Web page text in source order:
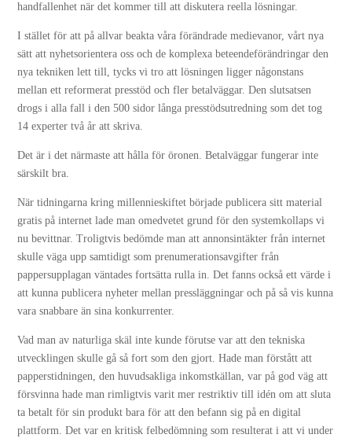
handfallenhet när det kommer till att diskutera reella lösningar.
I stället för att på allvar beakta våra förändrade medievanor, vårt nya
sätt att nyhetsorientera oss och de komplexa beteendeförändringar den
nya tekniken lett till, tycks vi tro att lösningen ligger någonstans
mellan ett reformerat presstöd och fler betalväggar. Den slutsatsen
drogs i alla fall i den 500 sidor långa presstödsutredning som det tog
14 experter två år att skriva.
Det är i det närmaste att hålla för öronen. Betalväggar fungerar inte
särskilt bra.
När tidningarna kring millennieskiftet började publicera sitt material
gratis på internet lade man omedvetet grund för den systemkollaps vi
nu bevittnar. Troligtvis bedömde man att annonsintäkter från internet
skulle väga upp samtidigt som prenumerationsavgifter från
pappersupplagan väntades fortsätta rulla in. Det fanns också ett värde i
att kunna publicera nyheter mellan pressläggningar och på så vis kunna
vara snabbare än sina konkurrenter.
Vad man av naturliga skäl inte kunde förutse var att den tekniska
utvecklingen skulle gå så fort som den gjort. Hade man förstått att
papperstidningen, den huvudsakliga inkomstkällan, var på god väg att
försvinna hade man rimligtvis varit mer restriktiv till idén om att sluta
ta betalt för sin produkt bara för att den befann sig på en digital
plattform. Det var en kritisk felbedömning som resulterat i att vi under